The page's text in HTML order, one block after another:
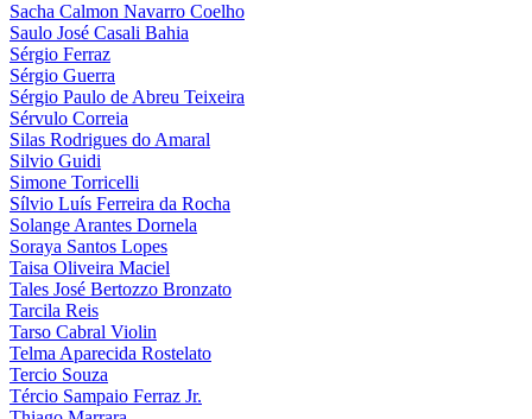
Sacha Calmon Navarro Coelho
Saulo José Casali Bahia
Sérgio Ferraz
Sérgio Guerra
Sérgio Paulo de Abreu Teixeira
Sérvulo Correia
Silas Rodrigues do Amaral
Silvio Guidi
Simone Torricelli
Sílvio Luís Ferreira da Rocha
Solange Arantes Dornela
Soraya Santos Lopes
Taisa Oliveira Maciel
Tales José Bertozzo Bronzato
Tarcila Reis
Tarso Cabral Violin
Telma Aparecida Rostelato
Tercio Souza
Tércio Sampaio Ferraz Jr.